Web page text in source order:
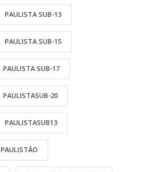
PAULISTA SUB-13
PAULISTA SUB-15
PAULISTA SUB-17
PAULISTASUB-20
PAULISTASUB13
PAULISTÃO